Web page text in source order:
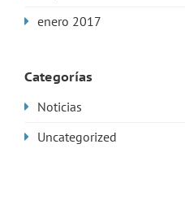
enero 2017
Categorías
Noticias
Uncategorized